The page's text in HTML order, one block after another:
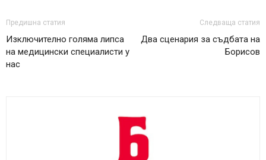
Предишна статия
Изключително голяма липса
на медицински специалисти у
нас
Следваща статия
Два сценария за съдбата на
Борисов